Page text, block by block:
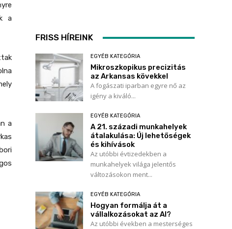
a
a
FRISS HÍREINK
EGYÉB KATEGÓRIA
Mikroszkopikus precizitás
az Arkansas kövekkel
A fogászati iparban egyre nő az
igény a kiváló...
EGYÉB KATEGÓRIA
A 21. századi munkahelyek
átalakulása: Új lehetőségek
és kihívások
Az utóbbi évtizedekben a
munkahelyek világa jelentős
változásokon ment...
EGYÉB KATEGÓRIA
Hogyan formálja át a
vállalkozásokat az AI?
Az utóbbi években a mesterséges